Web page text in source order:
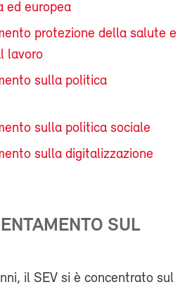
ed europea
protezione della salute e
lavoro
sulla politica
sulla politica sociale
sulla digitalizzazione
SUL
il SEV si è concentrato sul